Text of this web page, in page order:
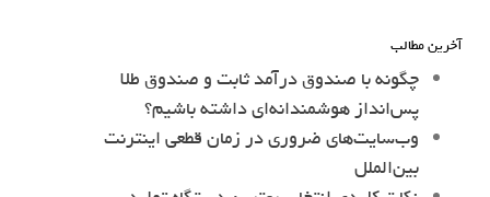
آخرین مطالب
چگونه با صندوق درآمد ثابت و صندوق طلا
پس‌انداز هوشمندانه‌ای داشته باشیم؟
وب‌سایت‌های ضروری در زمان قطعی اینترنت
بین‌الملل